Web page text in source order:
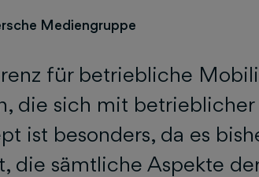
Mediengruppe
für betriebliche
die sich mit
ist besonders, da es
die sämtliche Aspekte